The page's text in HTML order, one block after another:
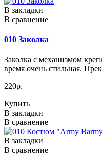
В закладки
В сравнение
010 Заколка
Заколка с механизмом
время очень стильная.
220р.
Купить
В закладки
В сравнение
В закладки
В сравнение